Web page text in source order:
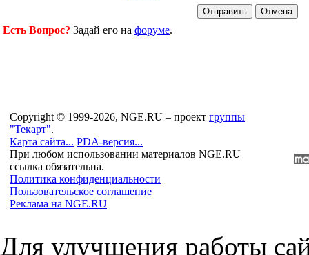
Есть Вопрос? Задай его на форуме.
Copyright © 1999-2026, NGE.RU – проект группы
"Текарт".
Карта сайта... PDA-версия...
При любом использовании материалов NGE.RU
ссылка обязательна.
Политика конфиденциальности
Пользовательское соглашение
Реклама на NGE.RU
Для улучшения работы